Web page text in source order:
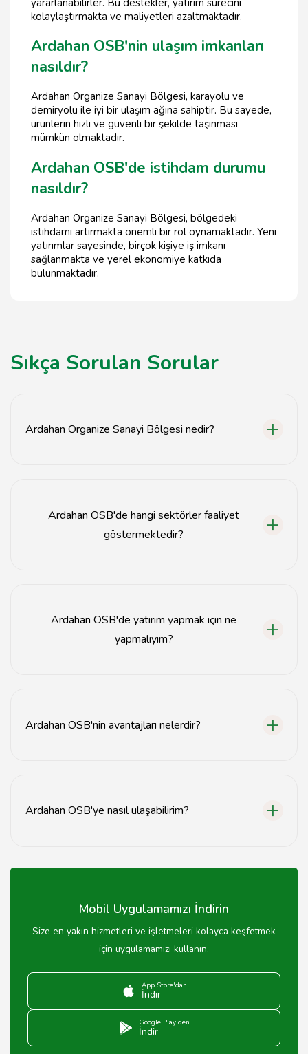
kolaylaştırmakta ve maliyetleri azaltmaktadır.
Ardahan OSB'nin ulaşım imkanları
nasıldır?
Ardahan Organize Sanayi Bölgesi, karayolu ve
demiryolu ile iyi bir ulaşım ağına sahiptir. Bu sayede,
ürünlerin hızlı ve güvenli bir şekilde taşınması
mümkün olmaktadır.
Ardahan OSB'de istihdam durumu
nasıldır?
Ardahan Organize Sanayi Bölgesi, bölgedeki
istihdamı artırmakta önemli bir rol oynamaktadır. Yeni
yatırımlar sayesinde, birçok kişiye iş imkanı
sağlanmakta ve yerel ekonomiye katkıda
bulunmaktadır.
Sıkça Sorulan Sorular
Ardahan Organize Sanayi Bölgesi nedir?
Ardahan OSB'de hangi sektörler faaliyet
göstermektedir?
Ardahan OSB'de yatırım yapmak için ne
yapmalıyım?
Ardahan OSB'nin avantajları nelerdir?
Ardahan OSB'ye nasıl ulaşabilirim?
şehir merkezine yakın bir konumdadır.
Mobil Uygulamamızı İndirin
Size en yakın hizmetleri ve işletmeleri kolayca keşfetmek
için uygulamamızı kullanın.
App Store'dan
İndir
Google Play'den
İndir